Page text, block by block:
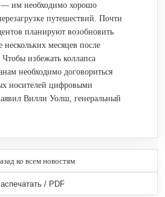
— им необходимо хорошо
путешествий. Почти
планируют возобновить
нескольких месяцев после
избежать коллапса
необходимо договориться
носителей цифровыми
Вилли Уолш, генеральный
ко всем новостям
/ PDF